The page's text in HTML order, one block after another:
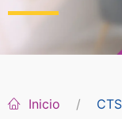
Inicio CTS